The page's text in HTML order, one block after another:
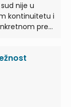
nije u
kontinuitetu i
pre…